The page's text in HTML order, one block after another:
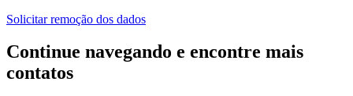
Solicitar remoção dos dados
Continue navegando e encontre mais
contatos